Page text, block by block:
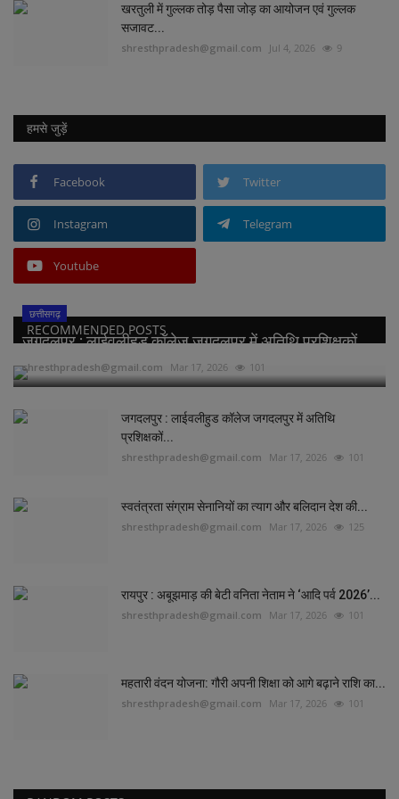
खरतुली में गुल्लक तोड़ पैसा जोड़ का आयोजन एवं गुल्लक
सजावट...
shresthpradesh@gmail.com Jul 4, 2026 9
हमसे जुड़ें
Facebook Twitter
Instagram Telegram
Youtube
RECOMMENDED POSTS
छत्तीसगढ़
जगदलपुर : लाईवलीहुड कॉलेज जगदलपुर में अतिथि प्रशिक्षकों...
shresthpradesh@gmail.com Mar 17, 2026 101
जगदलपुर : लाईवलीहुड कॉलेज जगदलपुर में अतिथि
प्रशिक्षकों...
shresthpradesh@gmail.com Mar 17, 2026 101
स्वतंत्रता संग्राम सेनानियों का त्याग और बलिदान देश की...
shresthpradesh@gmail.com Mar 17, 2026 125
रायपुर : अबूझमाड़ की बेटी वनिता नेताम ने ‘आदि पर्व 2026’...
shresthpradesh@gmail.com Mar 17, 2026 101
महतारी वंदन योजना: गौरी अपनी शिक्षा को आगे बढ़ाने राशि का...
shresthpradesh@gmail.com Mar 17, 2026 101